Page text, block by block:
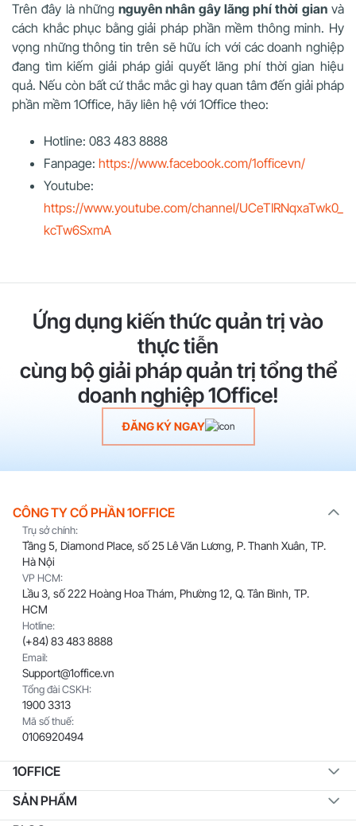
Trên đây là nhữngnguyên nhân gây lãng phí thời gianvà
cách khắc phục bằng giải pháp phần mềm thông minh. Hy
vọng những thông tin trên sẽ hữu ích với các doanh nghiệp
đang tìm kiếm giải pháp giải quyết lãng phí thời gian hiệu
quả. Nếu còn bất cứ thắc mắc gì hay quan tâm đến giải pháp
phần mềm 1Office, hãy liên hệ với 1Office theo:
Hotline: 083 483 8888
Fanpage: https://www.facebook.com/1officevn/
Youtube:
https://www.youtube.com/channel/UCeTIRNqxaTwk0_
kcTw6SxmA
Ứng dụng kiến thức quản trị vào
thực tiễn
cùng bộ giải pháp quản trị tổng thể
doanh nghiệp 1Office!
ĐĂNG KÝ NGAY
CÔNG TY CỔ PHẦN 1OFFICE
Trụ sở chính:
Tầng 5, Diamond Place, số 25 Lê Văn Lương, P. Thanh Xuân, TP.
Hà Nội
VP HCM:
Lầu 3, số 222 Hoàng Hoa Thám, Phường 12, Q. Tân Bình, TP.
HCM
Hotline:
(+84) 83 483 8888
Email:
Support@1office.vn
Tổng đài CSKH:
1900 3313
Mã số thuế:
0106920494
1OFFICE
SẢN PHẨM